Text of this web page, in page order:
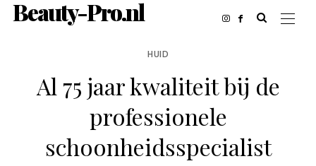
Beauty-Pro.nl
HUID
Al 75 jaar kwaliteit bij de
professionele
schoonheidsspecialist